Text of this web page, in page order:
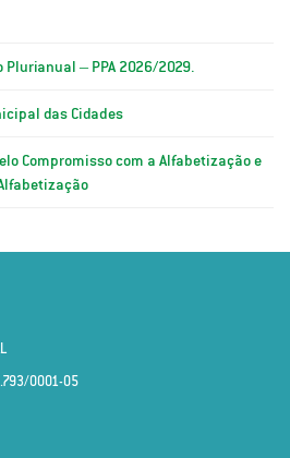
– PPA 2026/2029.
das Cidades
Compromisso com a Alfabetização e
0001­-05